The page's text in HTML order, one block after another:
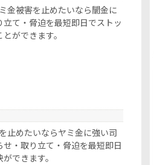
金被害を止めたいなら闇金に
て・脅迫を最短即日でストッ
ができます。
止めたいならヤミ金に強い司
・取り立て・脅迫を最短即日
できます。